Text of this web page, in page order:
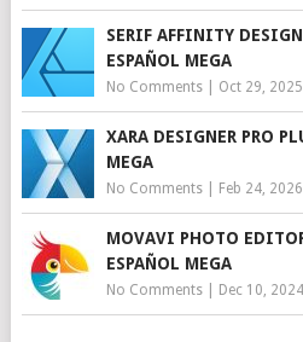
SERIF AFFINITY
ESPAÑOL MEGA
No Comments| Oct 29, 2025
XARA DESIGNER PRO
MEGA
No Comments| Feb 24, 2026
MOVAVI PHOTO
ESPAÑOL MEGA
No Comments| Dec 10, 2024